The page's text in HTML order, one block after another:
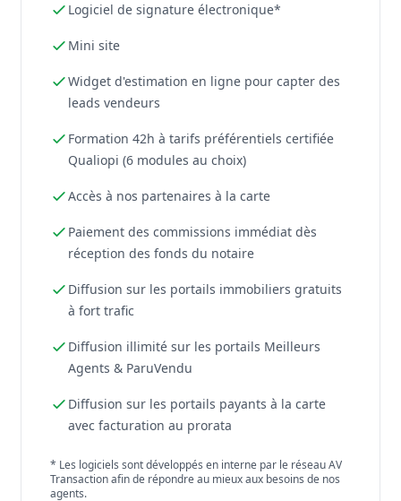
Logiciel de signature électronique*
Mini site
Widget d'estimation en ligne pour capter des
leads vendeurs
Formation 42h à tarifs préférentiels certifiée
Qualiopi (6 modules au choix)
Accès à nos partenaires à la carte
Paiement des commissions immédiat dès
réception des fonds du notaire
Diffusion sur les portails immobiliers gratuits
à fort trafic
Diffusion illimité sur les portails Meilleurs
Agents & ParuVendu
Diffusion sur les portails payants à la carte
avec facturation au prorata
* Les logiciels sont développés en interne par le réseau AV
Transaction afin de répondre au mieux aux besoins de nos
agents.